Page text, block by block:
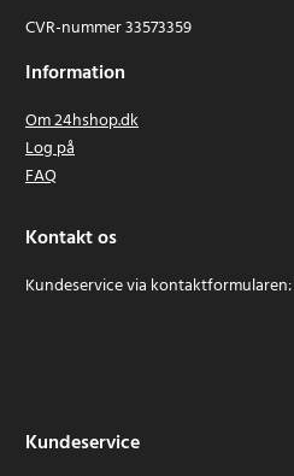
CVR-nummer 33573359
Information
Om 24hshop.dk
Log på
FAQ
Kontakt os
Kundeservice via kontaktformularen:
Kundeservice